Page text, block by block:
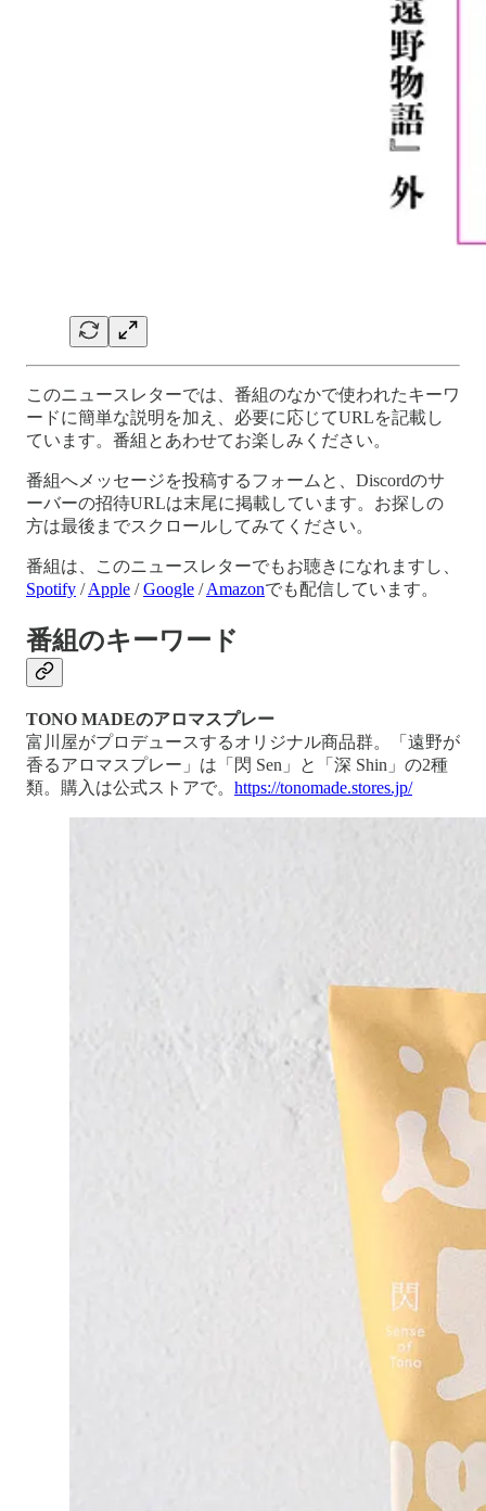
このニュースレターでは、番組のなかで使われたキーワ
ードに簡単な説明を加え、必要に応じてURLを記載し
ています。番組とあわせてお楽しみください。
番組へメッセージを投稿するフォームと、Discordのサ
ーバーの招待URLは末尾に掲載しています。お探しの
方は最後までスクロールしてみてください。
番組は、このニュースレターでもお聴きになれますし、
Spotify /Apple /Google /Amazonでも配信しています。
番組のキーワード
TONO MADEのアロマスプレー
富川屋がプロデュースするオリジナル商品群。「遠野が
香るアロマスプレー」は「閃 Sen」と「深 Shin」の2種
類。購入は公式ストアで。 https://tonomade.stores.jp/